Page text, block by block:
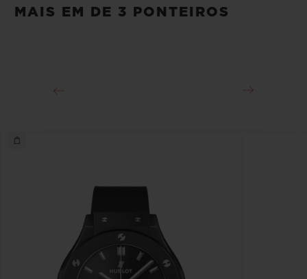
Aprox. 48 Horas
MAIS EM DE 3 PONTEIROS